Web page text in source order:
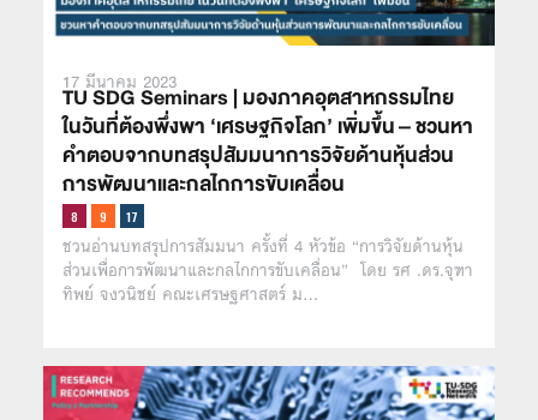
17 มีนาคม 2023
TU SDG Seminars | มองภาคอุตสาหกรรมไทย
ในวันที่ต้องพึ่งพา ‘เศรษฐกิจโลก’ เพิ่มขึ้น – ชวนหา
คำตอบจากบทสรุปสัมมนาการวิจัยด้านหุ้นส่วน
การพัฒนาและกลไกการขับเคลื่อน
ชวนอ่านบทสรุปการสัมมนา ครั้งที่ 4 หัวข้อ “การวิจัยด้านหุ้น
ส่วนเพื่อการพัฒนาและกลไกการขับเคลื่อน” โดย รศ .ดร.จุฑา
ทิพย์ จงวนิชย์ คณะเศรษฐศาสตร์ ม…